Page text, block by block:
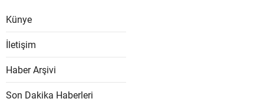
Künye
İletişim
Haber Arşivi
Son Dakika Haberleri